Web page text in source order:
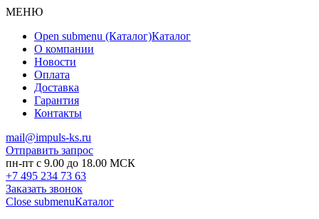
МЕНЮ
Open submenu (Каталог)Каталог
О компании
Новости
Оплата
Доставка
Гарантия
Контакты
mail@impuls-ks.ru
Отправить запрос
пн-пт с 9.00 до 18.00 МСК
+7 495 234 73 63
Заказать звонок
Close submenuКаталог